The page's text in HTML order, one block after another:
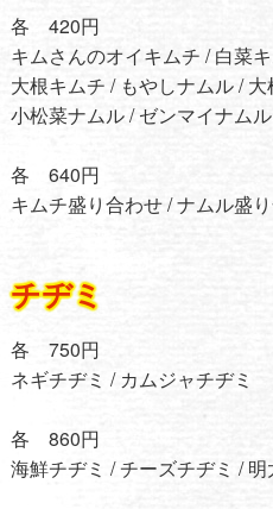
各 420円
キムさんのオイキムチ / 白菜
大根キムチ / もやしナムル /
小松菜ナムル / ゼンマイナムル
各 640円
キムチ盛り合わせ / ナムル盛
チヂミ
各 750円
ネギチヂミ / カムジャチヂミ
各 860円
海鮮チヂミ / チーズチヂミ / 明